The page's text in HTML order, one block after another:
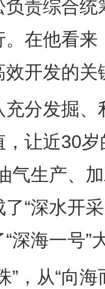
负责综合
在他看来
开发的关
发掘、
让近30
气生产、
“深水开
深海一号”
从“向海